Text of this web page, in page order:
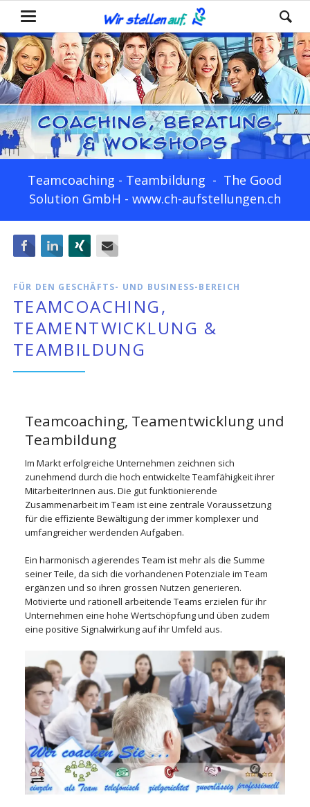
Teamcoaching - Teambildung - The Good
Solution GmbH - www.ch-aufstellungen.ch
FacebookLinkedIn Xing
FÜR DEN GESCHÄFTS- UND BUSINESS-BEREICH
TEAMCOACHING,
TEAMENTWICKLUNG &
TEAMBILDUNG
Teamcoaching, Teamentwicklung und
Teambildung
Im Markt erfolgreiche Unternehmen zeichnen sich
zunehmend durch die hoch entwickelte Teamfähigkeit ihrer
MitarbeiterInnen aus. Die gut funktionierende
Zusammenarbeit im Team ist eine zentrale Voraussetzung
für die effiziente Bewältigung der immer komplexer und
umfangreicher werdenden Aufgaben.
Ein harmonisch agierendes Team ist mehr als die Summe
seiner Teile, da sich die vorhandenen Potenziale im Team
ergänzen und so ihren grossen Nutzen generieren.
Motivierte und rationell arbeitende Teams erzielen für ihr
Unternehmen eine hohe Wertschöpfung und üben zudem
eine positive Signalwirkung auf ihr Umfeld aus.